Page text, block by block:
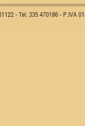
- Tel: 335 470186 - P.IVA